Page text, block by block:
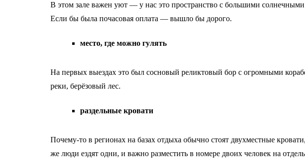
В этом зале важен уют — у нас это пространство с большими
Если бы была почасовая оплата — вышло бы дорого.
место, где можно гулять
На первых выездах это был сосновый реликтовый бор с огромными
реки, берёзовый лес.
раздельные кровати
Почему-то в регионах на базах отдыха обычно стоят двухместные
же люди ездят одни, и важно разместить в номере двоих человек на